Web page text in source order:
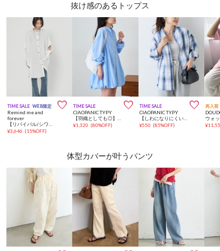
抜け感のあるトップス
TIME SALE WEB限定 
Remind me and
forever
¥3,646 (15%OFF)
TIME SALE 
CIAOPANIC TYPY
¥1,320 (80%OFF)
TIME SALE 
CIAOPANIC TYPY
【しわになりにくい】ボリュームスリーブバンドカラーシャツ/ストライプ/チェック
¥550 (85%OFF)
再入荷
¥
体型カバーが叶うパンツ